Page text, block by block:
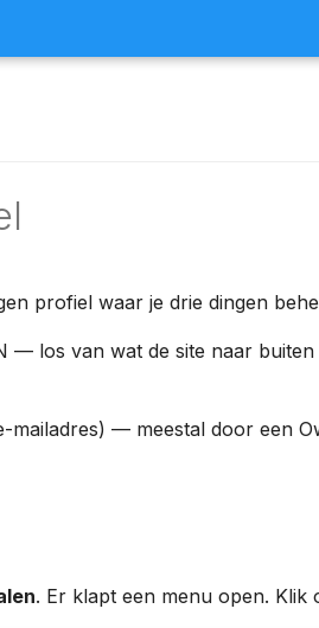
profiel waar je drie dingen
— los van wat de site naar buiten
mailadres) — meestal door een
. Er klapt een menu open. Klik